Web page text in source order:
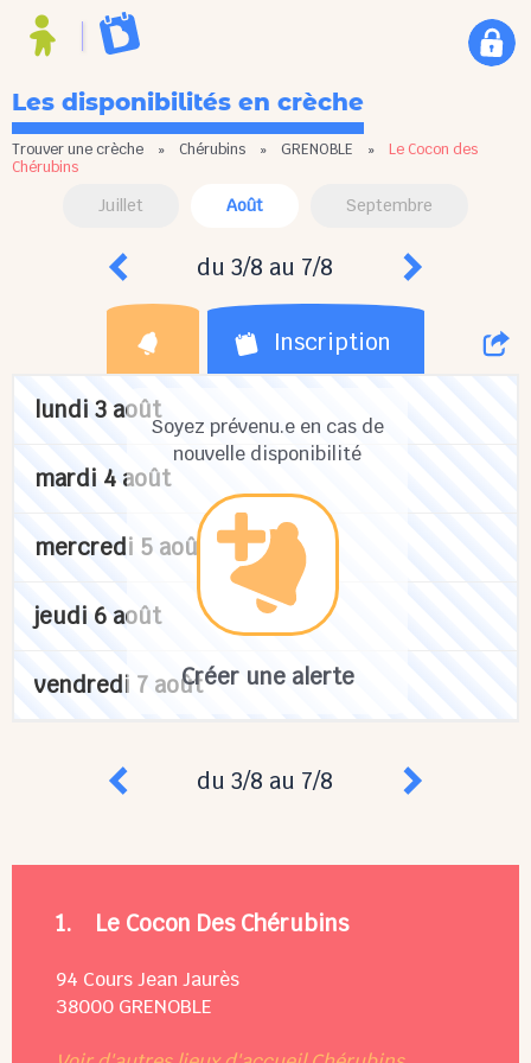
Les disponibilités en crèche
Trouver une crèche » Chérubins » GRENOBLE » Le Cocon des
Chérubins
Juillet Août Septembre
du 3/8 au 7/8
Inscription
Soyez prévenu.e en cas de
nouvelle disponibilité
Créer une alerte
lundi 3 août
mardi 4 août
mercredi 5 août
jeudi 6 août
vendredi 7 août
du 3/8 au 7/8
1. Le Cocon Des Chérubins
94 Cours Jean Jaurès
38000 GRENOBLE